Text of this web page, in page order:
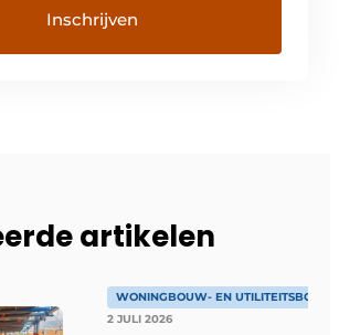
artikelen
WONINGBOUW- EN UTILITEITSBOUW
2 JULI 2026